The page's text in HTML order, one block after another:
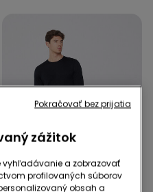
zážitok
vyhľadávanie a zobrazovať
profilovaných súborov
obsah a
Pokračovať bez prijatia